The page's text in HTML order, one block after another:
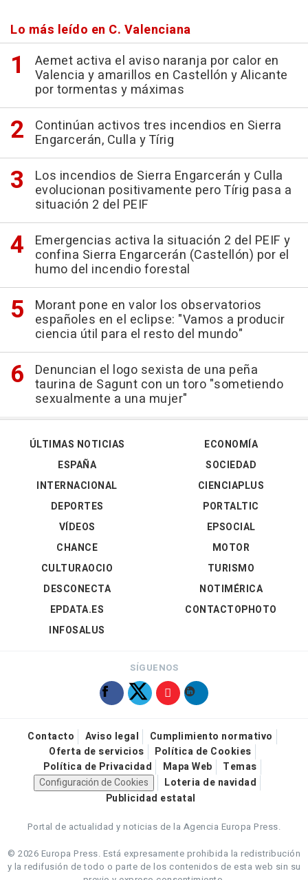
Lo más leído en C. Valenciana
Aemet activa el aviso naranja por calor en
Valencia y amarillos en Castellón y Alicante
por tormentas y máximas
Continúan activos tres incendios en Sierra
Engarcerán, Culla y Tírig
Los incendios de Sierra Engarcerán y Culla
evolucionan positivamente pero Tírig pasa a
situación 2 del PEIF
Emergencias activa la situación 2 del PEIF y
confina Sierra Engarcerán (Castellón) por el
humo del incendio forestal
Morant pone en valor los observatorios
españoles en el eclipse: "Vamos a producir
ciencia útil para el resto del mundo"
Denuncian el logo sexista de una peña
taurina de Sagunt con un toro "sometiendo
sexualmente a una mujer"
ÚLTIMAS NOTICIAS
ESPAÑA
INTERNACIONAL
DEPORTES
VÍDEOS
ECONOMÍA
SOCIEDAD
CIENCIAPLUS
PORTALTIC
EPSOCIAL
CHANCE
CULTURAOCIO
DESCONECTA
EPDATA.ES
INFOSALUS
MOTOR
TURISMO
NOTIMÉRICA
CONTACTOPHOTO
SÍGUENOS
Contacto Aviso legal
Cumplimiento normativo
Oferta de servicios
Política de Cookies
Política de Privacidad
Mapa Web
Temas
Configuración de Cookies
Loteria de navidad
Publicidad estatal
Portal de actualidad y noticias de la Agencia Europa Press.
© 2026 Europa Press. Está expresamente prohibida la redistribución
y la redifusión de todo o parte de los contenidos de esta web sin su